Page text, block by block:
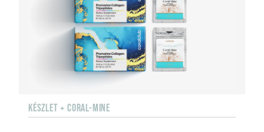
KÉSZLET + CORAL-MINE